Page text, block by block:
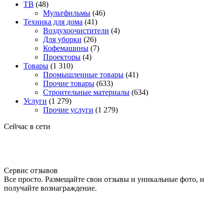
ТВ (48)
Мультфильмы (46)
Техника для дома (41)
Воздухоочистители (4)
Для уборки (26)
Кофемашины (7)
Проекторы (4)
Товары (1 310)
Промышленные товары (41)
Прочие товары (633)
Строительные материалы (634)
Услуги (1 279)
Прочие услуги (1 279)
Сейчас в сети
Сервис отзывов
Все просто. Размещайте свои отзывы и уникальные фото, и
получайте вознаграждение.